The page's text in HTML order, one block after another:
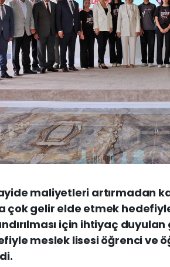
maliyetleri artırmadan
çok gelir elde etmek
için ihtiyaç
meslek lisesi öğrenci ve